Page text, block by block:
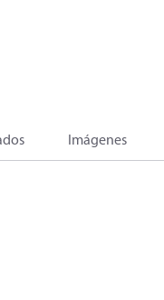
Imágenes